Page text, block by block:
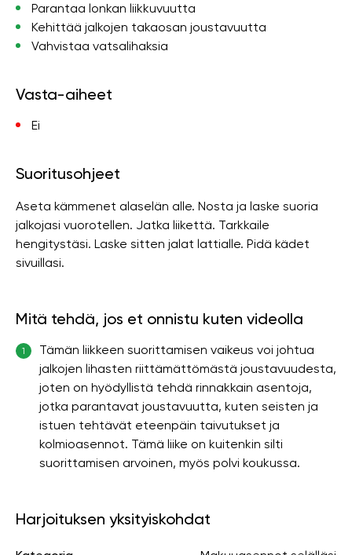
Parantaa lonkan liikkuvuutta
Kehittää jalkojen takaosan joustavuutta
Vahvistaa vatsalihaksia
Vasta-aiheet
Ei
Suoritusohjeet
Aseta kämmenet alaselän alle. Nosta ja laske suoria
jalkojasi vuorotellen. Jatka liikettä. Tarkkaile
hengitystäsi. Laske sitten jalat lattialle. Pidä kädet
sivuillasi.
Mitä tehdä, jos et onnistu kuten videolla
1
Tämän liikkeen suorittamisen vaikeus voi johtua
jalkojen lihasten riittämättömästä joustavuudesta,
joten on hyödyllistä tehdä rinnakkain asentoja,
jotka parantavat joustavuutta, kuten seisten ja
istuen tehtävät eteenpäin taivutukset ja
kolmioasennot. Tämä liike on kuitenkin silti
suorittamisen arvoinen, myös polvi koukussa.
Harjoituksen yksityiskohdat